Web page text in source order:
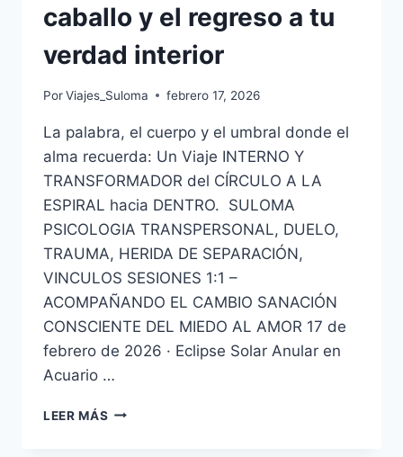
caballo y el regreso a tu
verdad interior
PorViajes_Suloma febrero 17, 2026
La palabra, el cuerpo y el umbral donde el
alma recuerda: Un Viaje INTERNO Y
TRANSFORMADOR del CÍRCULO A LA
ESPIRAL hacia DENTRO. SULOMA
PSICOLOGIA TRANSPERSONAL, DUELO,
TRAUMA, HERIDA DE SEPARACIÓN,
VINCULOS SESIONES 1:1 –
ACOMPAÑANDO EL CAMBIO SANACIÓN
CONSCIENTE DEL MIEDO AL AMOR 17 de
febrero de 2026 · Eclipse Solar Anular en
Acuario …
LEER MÁS